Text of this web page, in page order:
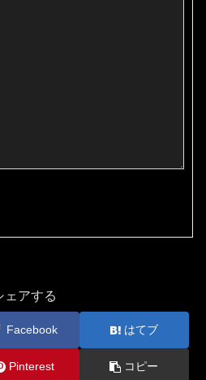
ェアする
Facebook はてブ
Pinterest コピー